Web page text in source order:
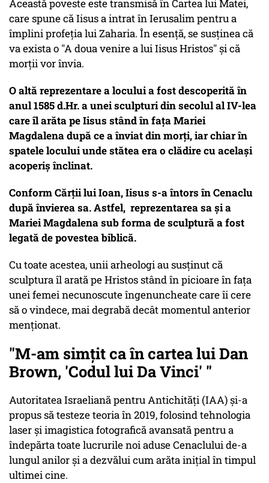
Această poveste este transmisă în Cartea lui Matei,
care spune că Iisus a intrat în Ierusalim pentru a
împlini profeția lui Zaharia. În esență, se susținea că
va exista o "A doua venire a lui Iisus Hristos" și că
morții vor învia.
O altă reprezentare a locului a fost descoperită în
anul 1585 d.Hr. a unei sculpturi din secolul al IV-lea
care îl arăta pe Iisus stând în fața Mariei
Magdalena după ce a înviat din morți, iar chiar în
spatele locului unde stătea era o clădire cu același
acoperiș înclinat.
Conform Cărții lui Ioan, Iisus s-a întors în Cenaclu
după învierea sa. Astfel, reprezentarea sa și a
Mariei Magdalena sub forma de sculptură a fost
legată de povestea biblică.
Cu toate acestea, unii arheologi au susținut că
sculptura îl arată pe Hristos stând în picioare în fața
unei femei necunoscute îngenuncheate care îi cere
să o vindece, mai degrabă decât momentul anterior
menționat.
"M-am simțit ca în cartea lui Dan
Brown, 'Codul lui Da Vinci' "
Autoritatea Israeliană pentru Antichități (IAA) și-a
propus să testeze teoria în 2019, folosind tehnologia
laser și imagistica fotografică avansată pentru a
îndepărta toate lucrurile noi aduse Cenaclului de-a
lungul anilor și a dezvălui cum arăta inițial în timpul
ultimei cine.